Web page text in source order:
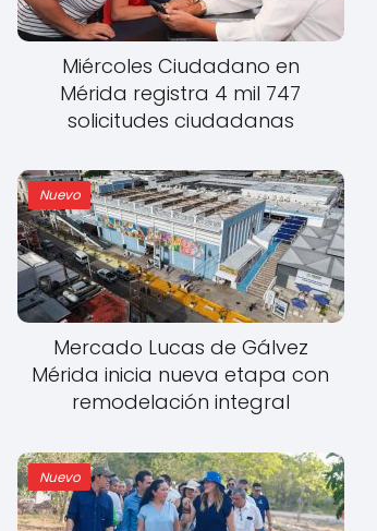
Miércoles Ciudadano en
Mérida registra 4 mil 747
solicitudes ciudadanas
Nuevo
Mercado Lucas de Gálvez
Mérida inicia nueva etapa con
remodelación integral
Nuevo